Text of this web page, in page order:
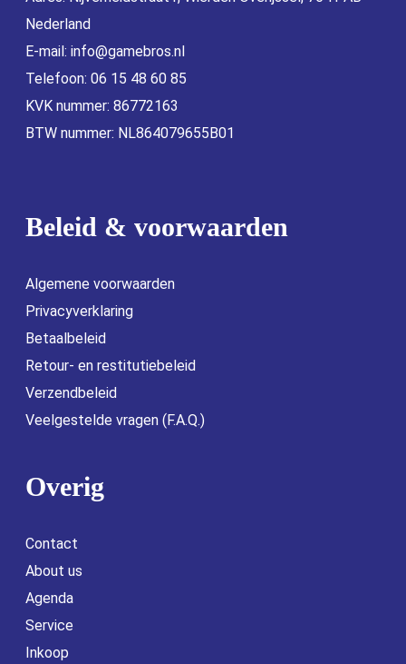
Nederland
E-mail: info@gamebros.nl
Telefoon: 06 15 48 60 85
KVK nummer: 86772163
BTW nummer: NL864079655B01
Beleid & voorwaarden
Algemene voorwaarden
Privacyverklaring
Betaalbeleid
Retour- en restitutiebeleid
Verzendbeleid
Veelgestelde vragen (F.A.Q.)
Overig
Contact
About us
Agenda
Service
Inkoop